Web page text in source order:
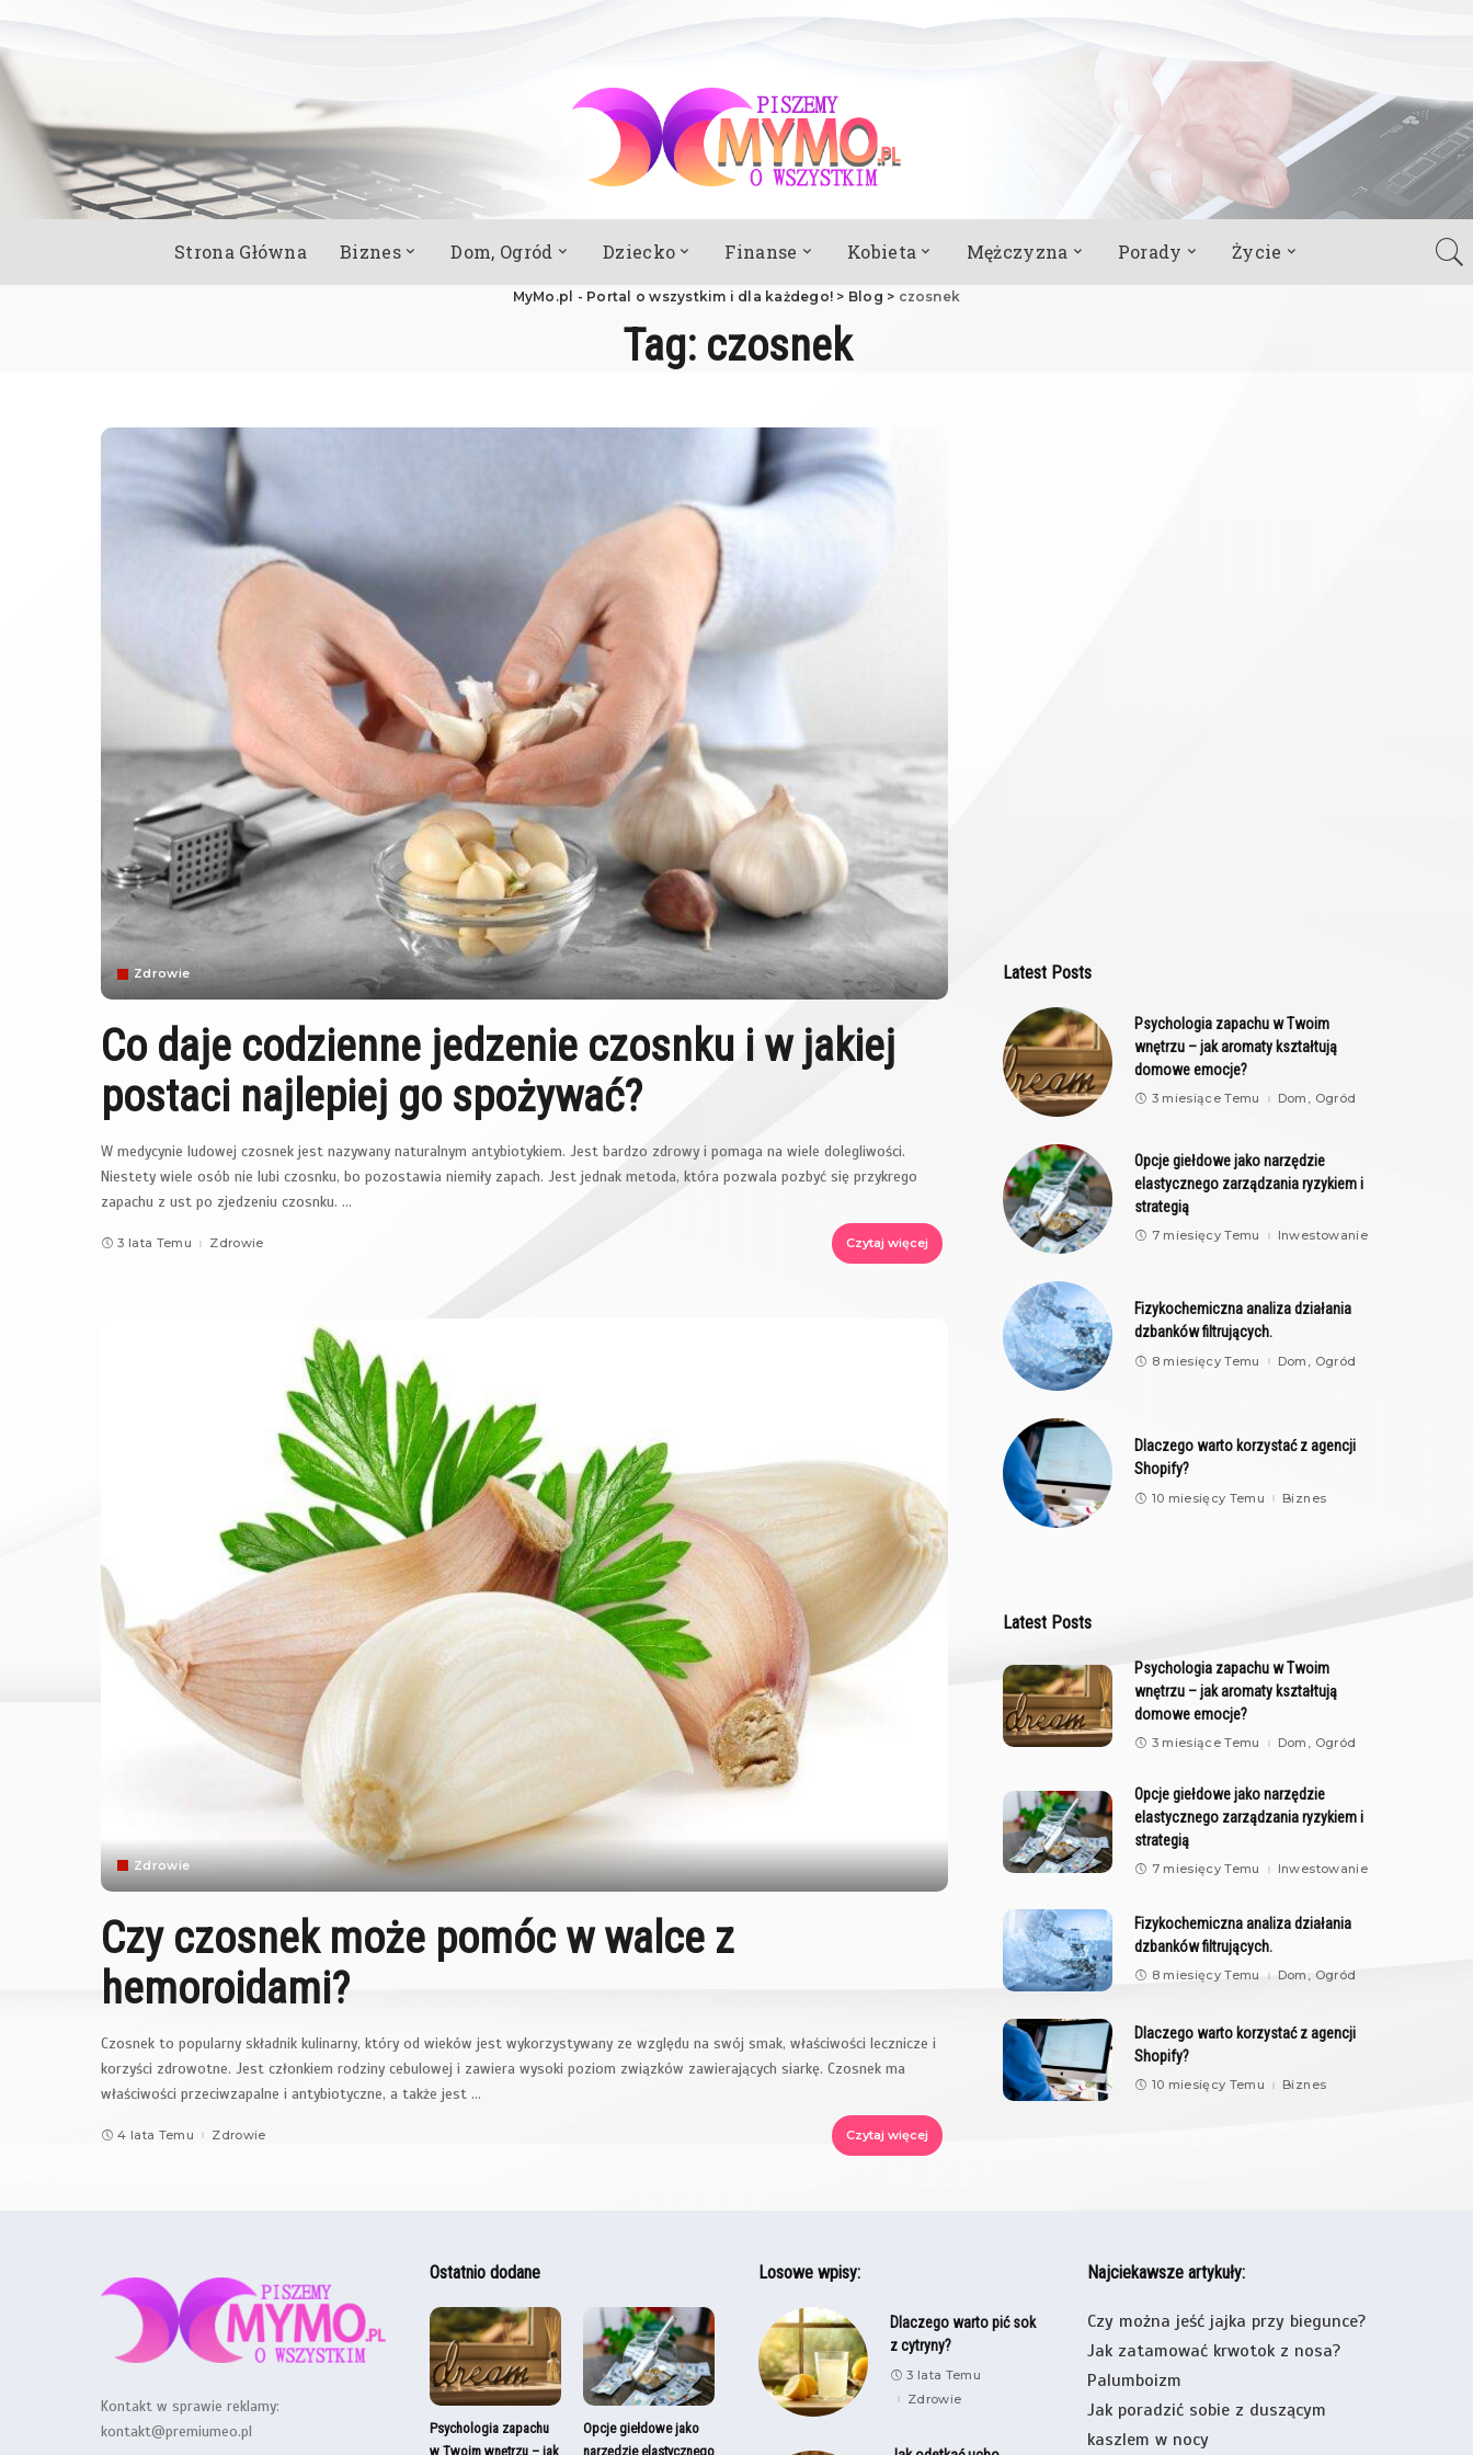
Strona Główna Biznes Dom, Ogród Dziecko Finanse Kobieta Mężczyzna Porady Życie
MyMo.pl - Portal o wszystkim i dla każdego! > Blog > czosnek
Tag: czosnek
Zdrowie
Co daje codzienne jedzenie czosnku i w jakiej
postaci najlepiej go spożywać?
W medycynie ludowej czosnek jest nazywany naturalnym antybiotykiem. Jest bardzo zdrowy i pomaga na wiele dolegliwości.
Niestety wiele osób nie lubi czosnku, bo pozostawia niemiły zapach. Jest jednak metoda, która pozwala pozbyć się przykrego
zapachu z ust po zjedzeniu czosnku. ...
3 lata Temu Zdrowie Czytaj więcej
Zdrowie
Czy czosnek może pomóc w walce z
hemoroidami?
Czosnek to popularny składnik kulinarny, który od wieków jest wykorzystywany ze względu na swój smak, właściwości lecznicze i
korzyści zdrowotne. Jest członkiem rodziny cebulowej i zawiera wysoki poziom związków zawierających siarkę. Czosnek ma
właściwości przeciwzapalne i antybiotyczne, a także jest ...
4 lata Temu Zdrowie Czytaj więcej
Latest Posts
Psychologia zapachu w Twoim
wnętrzu – jak aromaty kształtują
domowe emocje?
3 miesiące Temu Dom, Ogród
Opcje giełdowe jako narzędzie
elastycznego zarządzania ryzykiem i
strategią
7 miesięcy Temu Inwestowanie
Fizykochemiczna analiza działania
dzbanków filtrujących.
8 miesięcy Temu Dom, Ogród
Dlaczego warto korzystać z agencji
Shopify?
10 miesięcy Temu Biznes
Latest Posts
Psychologia zapachu w Twoim
wnętrzu – jak aromaty kształtują
domowe emocje?
3 miesiące Temu Dom, Ogród
Opcje giełdowe jako narzędzie
elastycznego zarządzania ryzykiem i
strategią
7 miesięcy Temu Inwestowanie
Fizykochemiczna analiza działania
dzbanków filtrujących.
8 miesięcy Temu Dom, Ogród
Dlaczego warto korzystać z agencji
Shopify?
10 miesięcy Temu Biznes
Kontakt w sprawie reklamy:
kontakt@premiumeo.pl
Ostatnio dodane
Psychologia zapachu
w Twoim wnętrzu – jak
Opcje giełdowe jako
narzędzie elastycznego
Losowe wpisy:
Dlaczego warto pić sok
z cytryny?
3 lata Temu
Zdrowie
Najciekawsze artykuły:
Czy można jeść jajka przy biegunce?
Jak zatamować krwotok z nosa?
Palumboizm
Jak poradzić sobie z duszącym
kaszlem w nocy